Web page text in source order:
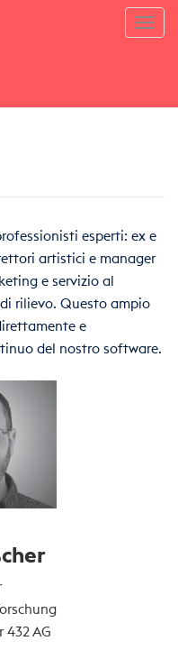
esperti: ex e
artistici e manager
e servizio al
rilievo. Questo ampio
e
del nostro software.
432 AG